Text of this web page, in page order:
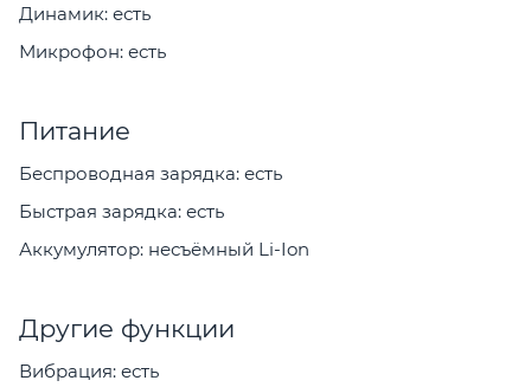
Динамик: есть
Микрофон: есть
Питание
Беспроводная зарядка: есть
Быстрая зарядка: есть
Аккумулятор: несъёмный Li-Ion
Другие функции
Вибрация: есть